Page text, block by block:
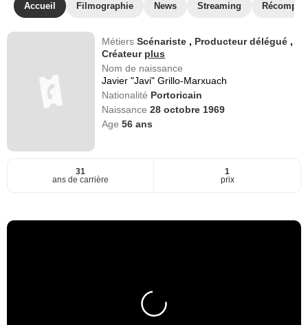
Accueil Filmographie News Streaming
MétiersScénariste , Producteur délégué ,
Créateur plus
Nom de naissance
Javier "Javi" Grillo-Marxuach
Nationalité Portoricain
Naissance28 octobre 1969
Age56 ans
31
ans de carrière
1
prix